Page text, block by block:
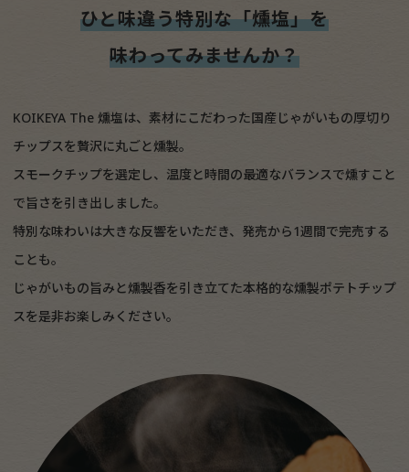
ひと味違う特別な「燻塩」を
味わってみませんか？
KOIKEYA The 燻塩は、素材にこだわった国産じゃがいもの厚切り
チップスを贅沢に丸ごと燻製。
スモークチップを選定し、温度と時間の最適なバランスで燻すこと
で旨さを引き出しました。
特別な味わいは大きな反響をいただき、発売から1週間で完売する
ことも。
じゃがいもの旨みと燻製香を引き立てた本格的な燻製ポテトチップ
スを是非お楽しみください。